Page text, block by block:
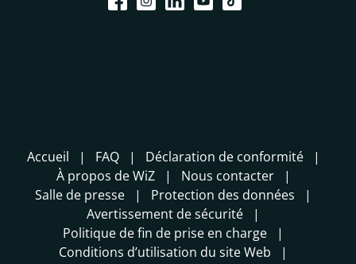
Accueil FAQ
Déclaration de conformité
À propos de WiZ
Nous contacter
Salle de presse
Protection des données
Avertissement de sécurité
Politique de fin de prise en charge
Conditions d’utilisation du site Web